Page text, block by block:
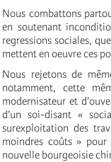
Nous combattons
en soutenant
regressions sociales,
mettent en oeuvre ces
Nous rejetons de
notamment, cette
modernisateur et
d’un soi-disant «
surexploitation des
moindres coûts » pour
nouvelle bourgeoisie